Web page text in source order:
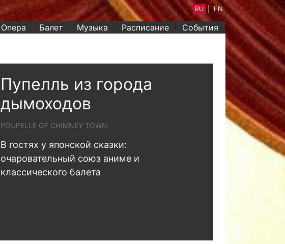
Опера Балет Музыка Расписание События
RU EN
Пупелль из города
дымоходов
POUPELLE OF CHIMNEY TOWN
В гостях у японской сказки:
очаровательный союз аниме и
классического балета